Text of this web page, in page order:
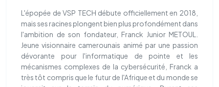
L'épopée de VSP TECH débute officiellement en 2018,
mais ses racines plongent bien plus profondément dans
l'ambition de son fondateur, Franck Junior METOUL.
Jeune visionnaire camerounais animé par une passion
dévorante pour l'informatique de pointe et les
mécanismes complexes de la cybersécurité, Franck a
très tôt compris que le futur de l'Afrique et du monde se